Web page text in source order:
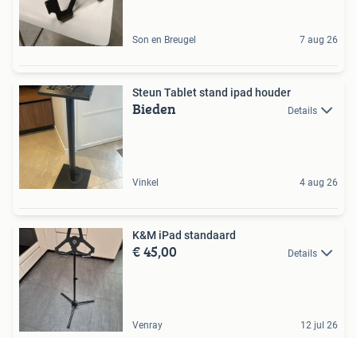
Son en Breugel 7 aug 26
Steun Tablet stand ipad houder
Bieden Details
Vinkel 4 aug 26
K&M iPad standaard
€ 45,00 Details
Venray 12 jul 26